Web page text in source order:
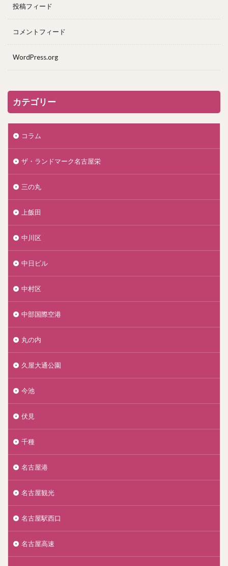
投稿フィード
コメントフィード
WordPress.org
カテゴリー
コラム
ザ・ランドマーク名古屋栄
三の丸
上飯田
中川区
中日ビル
中村区
中部国際空港
丸の内
久屋大通公園
今池
伏見
千種
名古屋港
名古屋観光
名古屋駅西口
名古屋高速